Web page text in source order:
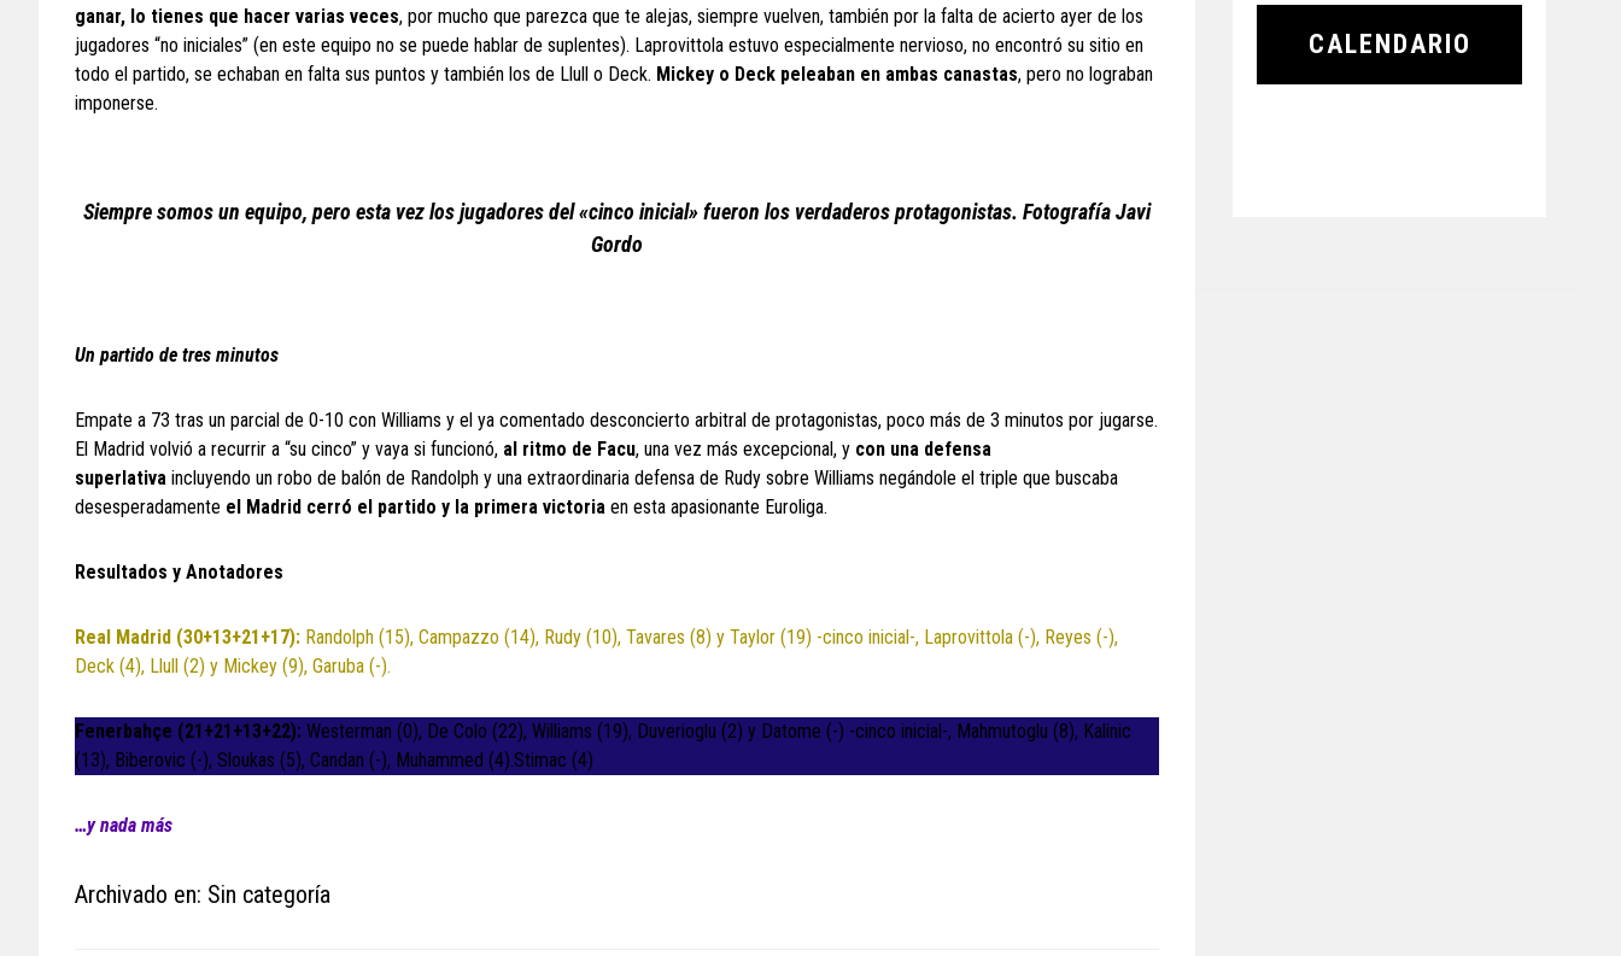
ganar, lo tienes que hacer varias veces, por mucho que parezca que te alejas, siempre vuelven, también por la falta de acierto ayer de los
jugadores “no iniciales” (en este equipo no se puede hablar de suplentes). Laprovittola estuvo especialmente nervioso, no encontró su sitio en
todo el partido, se echaban en falta sus puntos y también los de Llull o Deck. Mickey o Deck peleaban en ambas canastas, pero no lograban
imponerse.
Siempre somos un equipo, pero esta vez los jugadores del «cinco inicial» fueron los verdaderos protagonistas. Fotografía Javi
Gordo
Un partido de tres minutos
Empate a 73 tras un parcial de 0-10 con Williams y el ya comentado desconcierto arbitral de protagonistas, poco más de 3 minutos por jugarse.
El Madrid volvió a recurrir a “su cinco” y vaya si funcionó, al ritmo de Facu, una vez más excepcional, y con una defensa
superlativa incluyendo un robo de balón de Randolph y una extraordinaria defensa de Rudy sobre Williams negándole el triple que buscaba
desesperadamente el Madrid cerró el partido y la primera victoria en esta apasionante Euroliga.
Resultados y Anotadores
Real Madrid (30+13+21+17): Randolph (15), Campazzo (14), Rudy (10), Tavares (8) y Taylor (19) -cinco inicial-, Laprovittola (-), Reyes (-),
Deck (4), Llull (2) y Mickey (9), Garuba (-).
Fenerbahçe (21+21+13+22): Westerman (0), De Colo (22), Williams (19), Duverioglu (2) y Datome (-) -cinco inicial-, Mahmutoglu (8), Kalinic
(13), Biberovic (-), Sloukas (5), Candan (-), Muhammed (4).Stimac (4)
…y nada más
Archivado en: Sin categoría
CALENDARIO